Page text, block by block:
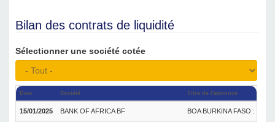
Bilan des contrats de liquidité
Sélectionner une société cotée
Date Société Titre de l'annonce
15/01/2025 BANK OF AFRICA BF BOA BURKINA FASO :